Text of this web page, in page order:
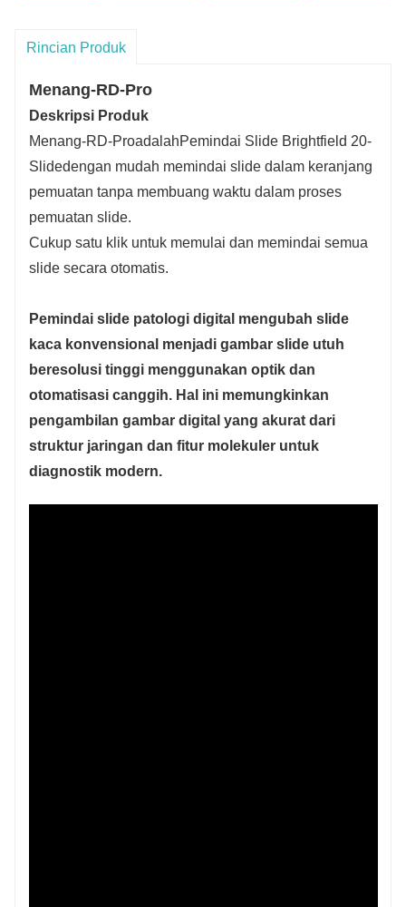
tangkapan layar seperti mikroskop
CSP, ZYP
Rincian Produk
Menang-RD-Pro
Deskripsi Produk
Menang-RD-ProadalahPemindai Slide Brightfield 20-
Slidedengan mudah memindai slide dalam keranjang
pemuatan tanpa membuang waktu dalam proses
pemuatan slide.
Cukup satu klik untuk memulai dan memindai semua
slide secara otomatis.
Pemindai slide patologi digital mengubah slide
kaca konvensional menjadi gambar slide utuh
beresolusi tinggi menggunakan optik dan
otomatisasi canggih. Hal ini memungkinkan
pengambilan gambar digital yang akurat dari
struktur jaringan dan fitur molekuler untuk
diagnostik modern.